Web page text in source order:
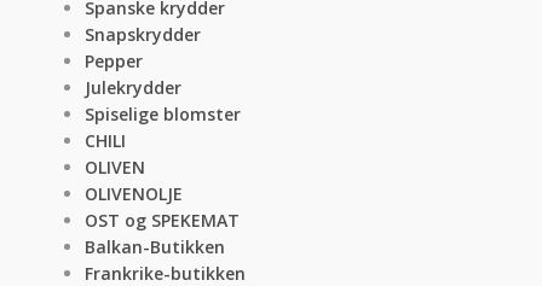
Spanske krydder
Snapskrydder
Pepper
Julekrydder
Spiselige blomster
CHILI
OLIVEN
OLIVENOLJE
OST og SPEKEMAT
Balkan-Butikken
Frankrike-butikken